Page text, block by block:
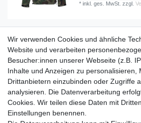
*inkl. ges. MwSt. zzgl.
Information
Versand mit DHL weltweit
Kostenloser Versand ab 40 €
Lieferung an Paketstation
14 Tage Rückgaberecht
Wichtiges
Wir verwenden Cookies und ähnliche
Website und verarbeiten
Besucher:innen unserer Webseite (z.B.
Inhalte und Anzeigen zu personalisieren,
Drittanbietern einzubinden oder Zugriffe
analysieren. Die Datenverarbeitung
Cookies. Wir teilen diese Daten mit
Einstellungen benennen.